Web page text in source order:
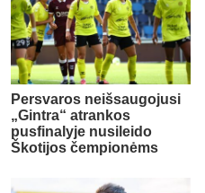
Persvaros neišsaugojusi
„Gintra“ atrankos
pusfinalyje nusileido
Škotijos čempionėms